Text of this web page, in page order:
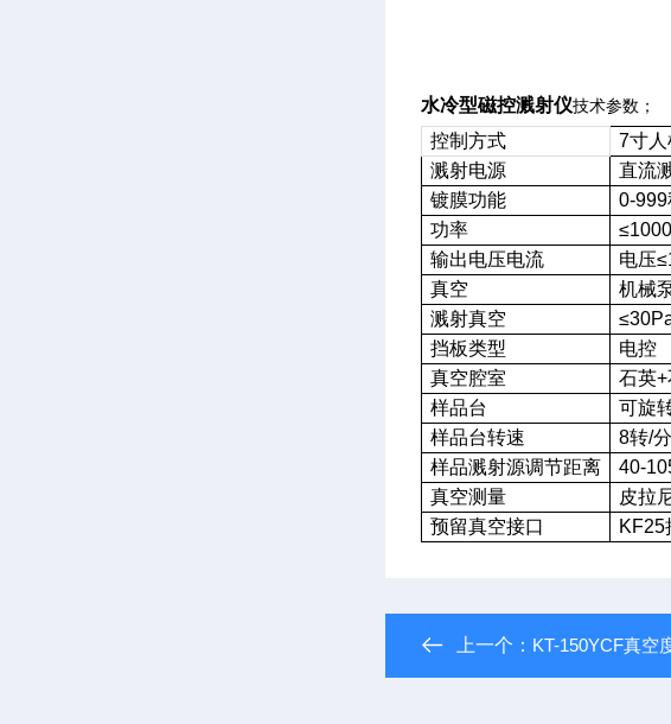
水冷型磁控溅射仪技术参数；
控制方式 7寸人
溅射电源
直流
镀膜功能
0-999
功率
输出电压电流
电压
真空
机械
溅射真空
挡板类型
电控
真空腔室
石英
样品台
可旋
样品台转速
8转/
样品溅射源调节距离
40-
真空测量
皮拉
预留真空接口
KF25
上一个： KT-150YCF真空